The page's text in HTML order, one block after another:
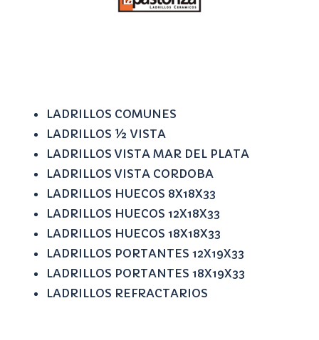
LADRILLOS COMUNES
LADRILLOS ½ VISTA
LADRILLOS VISTA MAR DEL PLATA
LADRILLOS VISTA CORDOBA
LADRILLOS HUECOS 8X18X33
LADRILLOS HUECOS 12X18X33
LADRILLOS HUECOS 18X18X33
LADRILLOS PORTANTES 12X19X33
LADRILLOS PORTANTES 18X19X33
LADRILLOS REFRACTARIOS